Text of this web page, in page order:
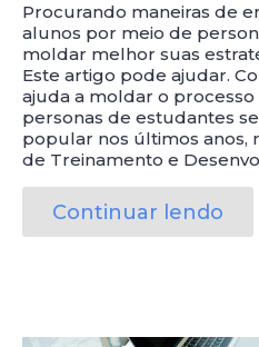
Procurando maneiras de
alunos por meio de
moldar melhor suas
Este artigo pode ajudar.
ajuda a moldar o
personas de estudantes
popular nos últimos anos,
de Treinamento e
Continuar lendo